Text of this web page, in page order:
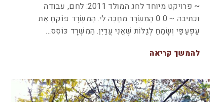
~ פרויקט מיוחד לחג המולד 2011: לחם, עבודה
וכתיבה ~ 0 0 הַמִּשְׂרָד מְחַכֶּה לִי. הַמִּשְׂרָד פּוֹקֵחַ אֶת
עַפְעַפַּי וְשָׂמֵחַ לְגַלּוֹת שֶׁאֲנִי עֲדַיִן. הַמִּשְׁרָד כּוֹסֵס…
להמשך קריאה